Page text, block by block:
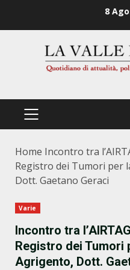
8
PRIMÄRES
Home Incontro tra
Registro dei Tumori per
Dott. Gaetano Geraci
Varie
Incontro tra
Registro dei Tumori
Agrigento, Dott.